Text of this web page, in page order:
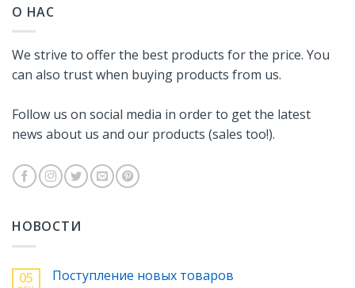
О НАС
We strive to offer the best products for the price. You
can also trust when buying products from us.
Follow us on social media in order to get the latest
news about us and our products (sales too!).
НОВОСТИ
05 Поступление новых товаров